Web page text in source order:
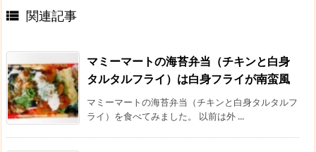
 関連記事
マミーマートの海苔弁当（チキンと白身
タルタルフライ）は白身フライが南蛮風
マミーマートの海苔弁当（チキンと白身タルタルフ
ライ）を食べてみました。 以前は外 ...